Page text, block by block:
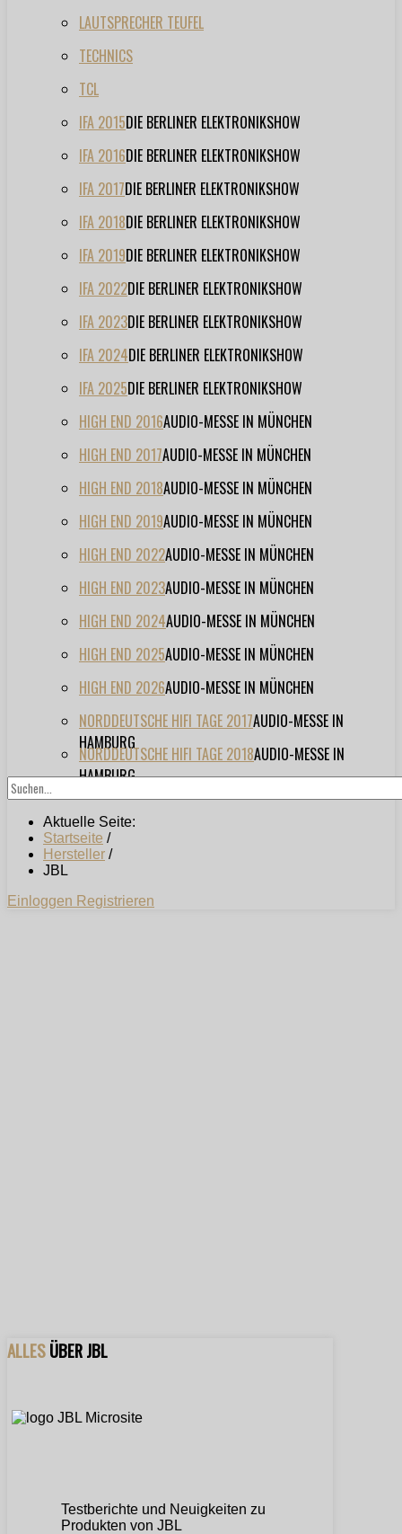
LAUTSPRECHER TEUFEL
TECHNICS
TCL
IFA 2015DIE BERLINER ELEKTRONIKSHOW
IFA 2016DIE BERLINER ELEKTRONIKSHOW
IFA 2017DIE BERLINER ELEKTRONIKSHOW
IFA 2018DIE BERLINER ELEKTRONIKSHOW
IFA 2019DIE BERLINER ELEKTRONIKSHOW
IFA 2022DIE BERLINER ELEKTRONIKSHOW
IFA 2023DIE BERLINER ELEKTRONIKSHOW
IFA 2024DIE BERLINER ELEKTRONIKSHOW
IFA 2025DIE BERLINER ELEKTRONIKSHOW
HIGH END 2016AUDIO-MESSE IN MÜNCHEN
HIGH END 2017AUDIO-MESSE IN MÜNCHEN
HIGH END 2018AUDIO-MESSE IN MÜNCHEN
HIGH END 2019AUDIO-MESSE IN MÜNCHEN
HIGH END 2022AUDIO-MESSE IN MÜNCHEN
HIGH END 2023AUDIO-MESSE IN MÜNCHEN
HIGH END 2024AUDIO-MESSE IN MÜNCHEN
HIGH END 2025AUDIO-MESSE IN MÜNCHEN
HIGH END 2026AUDIO-MESSE IN MÜNCHEN
NORDDEUTSCHE HIFI TAGE 2017AUDIO-MESSE IN
HAMBURG
NORDDEUTSCHE HIFI TAGE 2018AUDIO-MESSE IN
HAMBURG
Aktuelle Seite:
Startseite /
Hersteller /
JBL
Einloggen Registrieren
ALLESÜBER JBL
Testberichte und Neuigkeiten zu
Produkten von JBL